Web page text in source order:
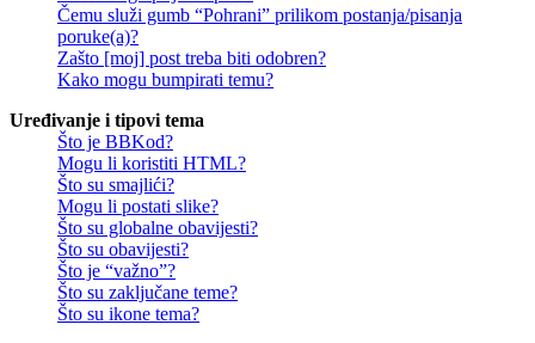
Čemu služi gumb “Pohrani” prilikom postanja/pisanja
poruke(a)?
Zašto [moj] post treba biti odobren?
Kako mogu bumpirati temu?
Uređivanje i tipovi tema
Što je BBKod?
Mogu li koristiti HTML?
Što su smajlići?
Mogu li postati slike?
Što su globalne obavijesti?
Što su obavijesti?
Što je “važno”?
Što su zaključane teme?
Što su ikone tema?